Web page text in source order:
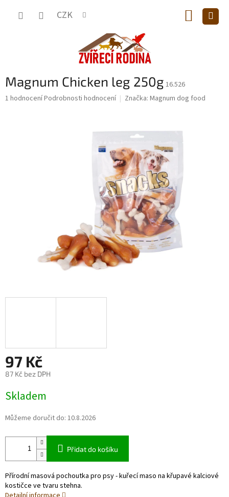
CZK
KOŠÍK
Magnum Chicken leg 250g 16.526
Průměrné
1 hodnoceníPodrobnosti hodnocení Značka: Magnum dog food
97 Kč
87 Kč bez DPH
cena:
Skladem
Můžeme doručit do: 10.8.2026
Přidat do košíku
Přírodní masová pochoutka pro psy - kuřecí maso na křupavé kalciové
kostičce ve tvaru stehna.